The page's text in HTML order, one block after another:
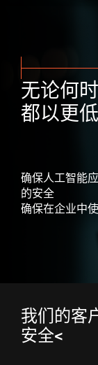
无论何时
都以更
确保人工智能
的安全
确保在企业中
内联应用人工
简化网络安全运
在整个网络中
从源头上解决
在任何云中快
实时预防云攻击
利用自动化功
确保安全并缩小
应对攻击时，
从被动反应到主
让我们的体验
金融服务
制造业
医疗保健业
我们的客
安全<